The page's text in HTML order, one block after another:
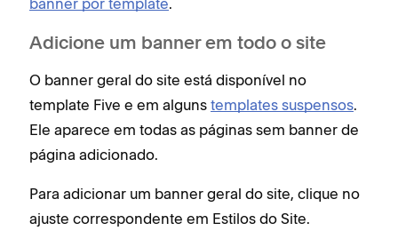
Adicione um banner em todo o site
O banner geral do site está disponível no
template Five e em alguns templates suspensos.
Ele aparece em todas as páginas sem banner de
página adicionado.
Para adicionar um banner geral do site, clique no
ajuste correspondente em Estilos do Site.